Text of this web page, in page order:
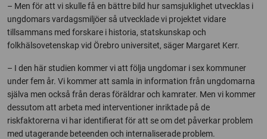
– Men för att vi skulle få en bättre bild hur samsjuklighet utvecklas i
ungdomars vardagsmiljöer så utvecklade vi projektet vidare
tillsammans med forskare i historia, statskunskap och
folkhälsovetenskap vid Örebro universitet, säger Margaret Kerr.
– I den här studien kommer vi att följa ungdomar i sex kommuner
under fem år. Vi kommer att samla in information från ungdomarna
själva men också från deras föräldrar och kamrater. Men vi kommer
dessutom att arbeta med interventioner inriktade på de
riskfaktorerna vi har identifierat för att se om det påverkar problem
med utagerande beteenden och internaliserade problem.